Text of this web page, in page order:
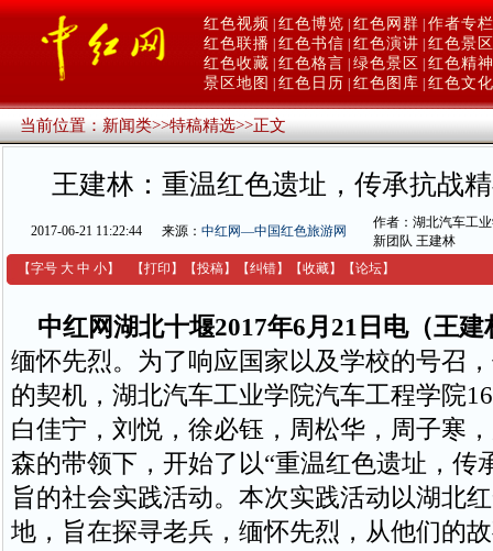
红色视频 红色博览 红色网群 作者专栏
红色联播 红色书信 红色演讲 红色景区
红色收藏 红色格言 绿色景区
红色精神
景区地图
红色日历 红色图库 红色文化
当前位置：新闻类>>特稿精选>>正文
王建林：重温红色遗址，传承抗战
2017-06-21 11:22:44 来源： 中红网—中国红色旅游网
作者：湖北汽车工
新团队 王建林
【字号 大 中 小】 【打印 】 【投稿】 【纠错】 【收藏】 【论坛】
中红网湖北十堰2017年6月21日电（王建
缅怀先烈。为了响应国家以及学校的号召
的契机，湖北汽车工业学院汽车工程学院
白佳宁，刘悦，徐必钰，周松华，周子寒
森的带领下，开始了以“重温红色遗址，传
旨的社会实践活动。本次实践活动以湖北
地，旨在探寻老兵，缅怀先烈，从他们的